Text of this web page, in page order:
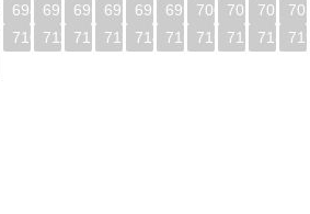
694 695 696 697 698 699 700 701 702
710 711 712 713 714 715 716 717 718